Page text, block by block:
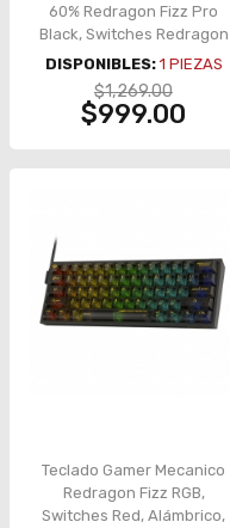
60% Redragon Fizz Pro
Black, Switches Redragon
Red, Inalámbrico, USB
2.4Ghz, Bluetooth 5.0,
Iluminación RGB, Español -
K616-RGB-B
DISPONIBLES: 1 PIEZAS
$1,269.00
$999.00
Teclado Gamer Mecanico
Redragon Fizz RGB,
Switches Red, Alámbrico,